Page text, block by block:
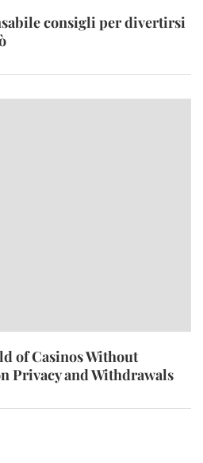
consigli per divertirsi
of Casinos Without
Privacy and Withdrawals